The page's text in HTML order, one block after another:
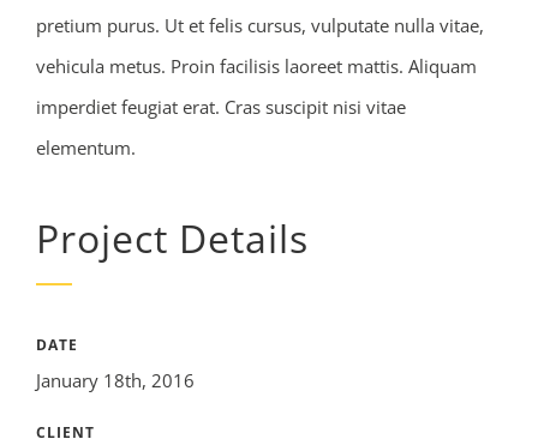
pretium purus. Ut et felis cursus, vulputate nulla vitae,
vehicula metus. Proin facilisis laoreet mattis. Aliquam
imperdiet feugiat erat. Cras suscipit nisi vitae
elementum.
Project Details
DATE
January 18th, 2016
CLIENT